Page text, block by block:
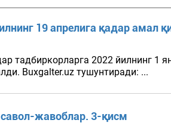
19 апрелига қадар амал
тадбиркорларга 2022 йилнинг
Buxgalter.uz тушунтиради: ...
жавоблар. 3-қисм